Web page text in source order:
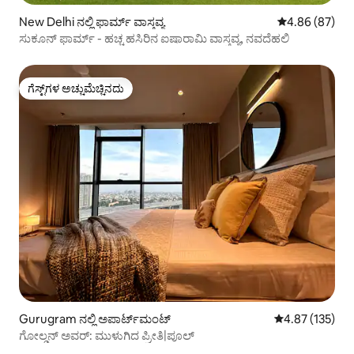
New Delhi ನಲ್ಲಿ ಫಾರ್ಮ್ ವಾಸ್ತವ್ಯ 5 ರಲ್ಲಿ 4.86
4.86 (87)
ಸುಕೂನ್ ಫಾರ್ಮ್ - ಹಚ್ಚ ಹಸಿರಿನ ಐಷಾರಾಮಿ ವಾಸ್ತವ್ಯ, ನವದೆಹಲಿ
ಗೆಸ್ಟ್‌ಗಳ ಅಚ್ಚುಮೆಚ್ಚಿನದು
ಗೆಸ್ಟ್‌ಗಳ ಅಚ್ಚುಮೆಚ್ಚಿನದು
Gurugram ನಲ್ಲಿ ಅಪಾರ್ಟ್‌ಮಂಟ್ 5 ರಲ್ಲಿ 4.87
4.87 (135)
ಗೋಲ್ಡನ್ ಅವರ್: ಮುಳುಗಿದ ಪ್ರೀತಿ|ಪೂಲ್